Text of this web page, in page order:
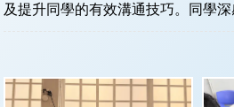
及提升同學的有效溝通技巧。同學深